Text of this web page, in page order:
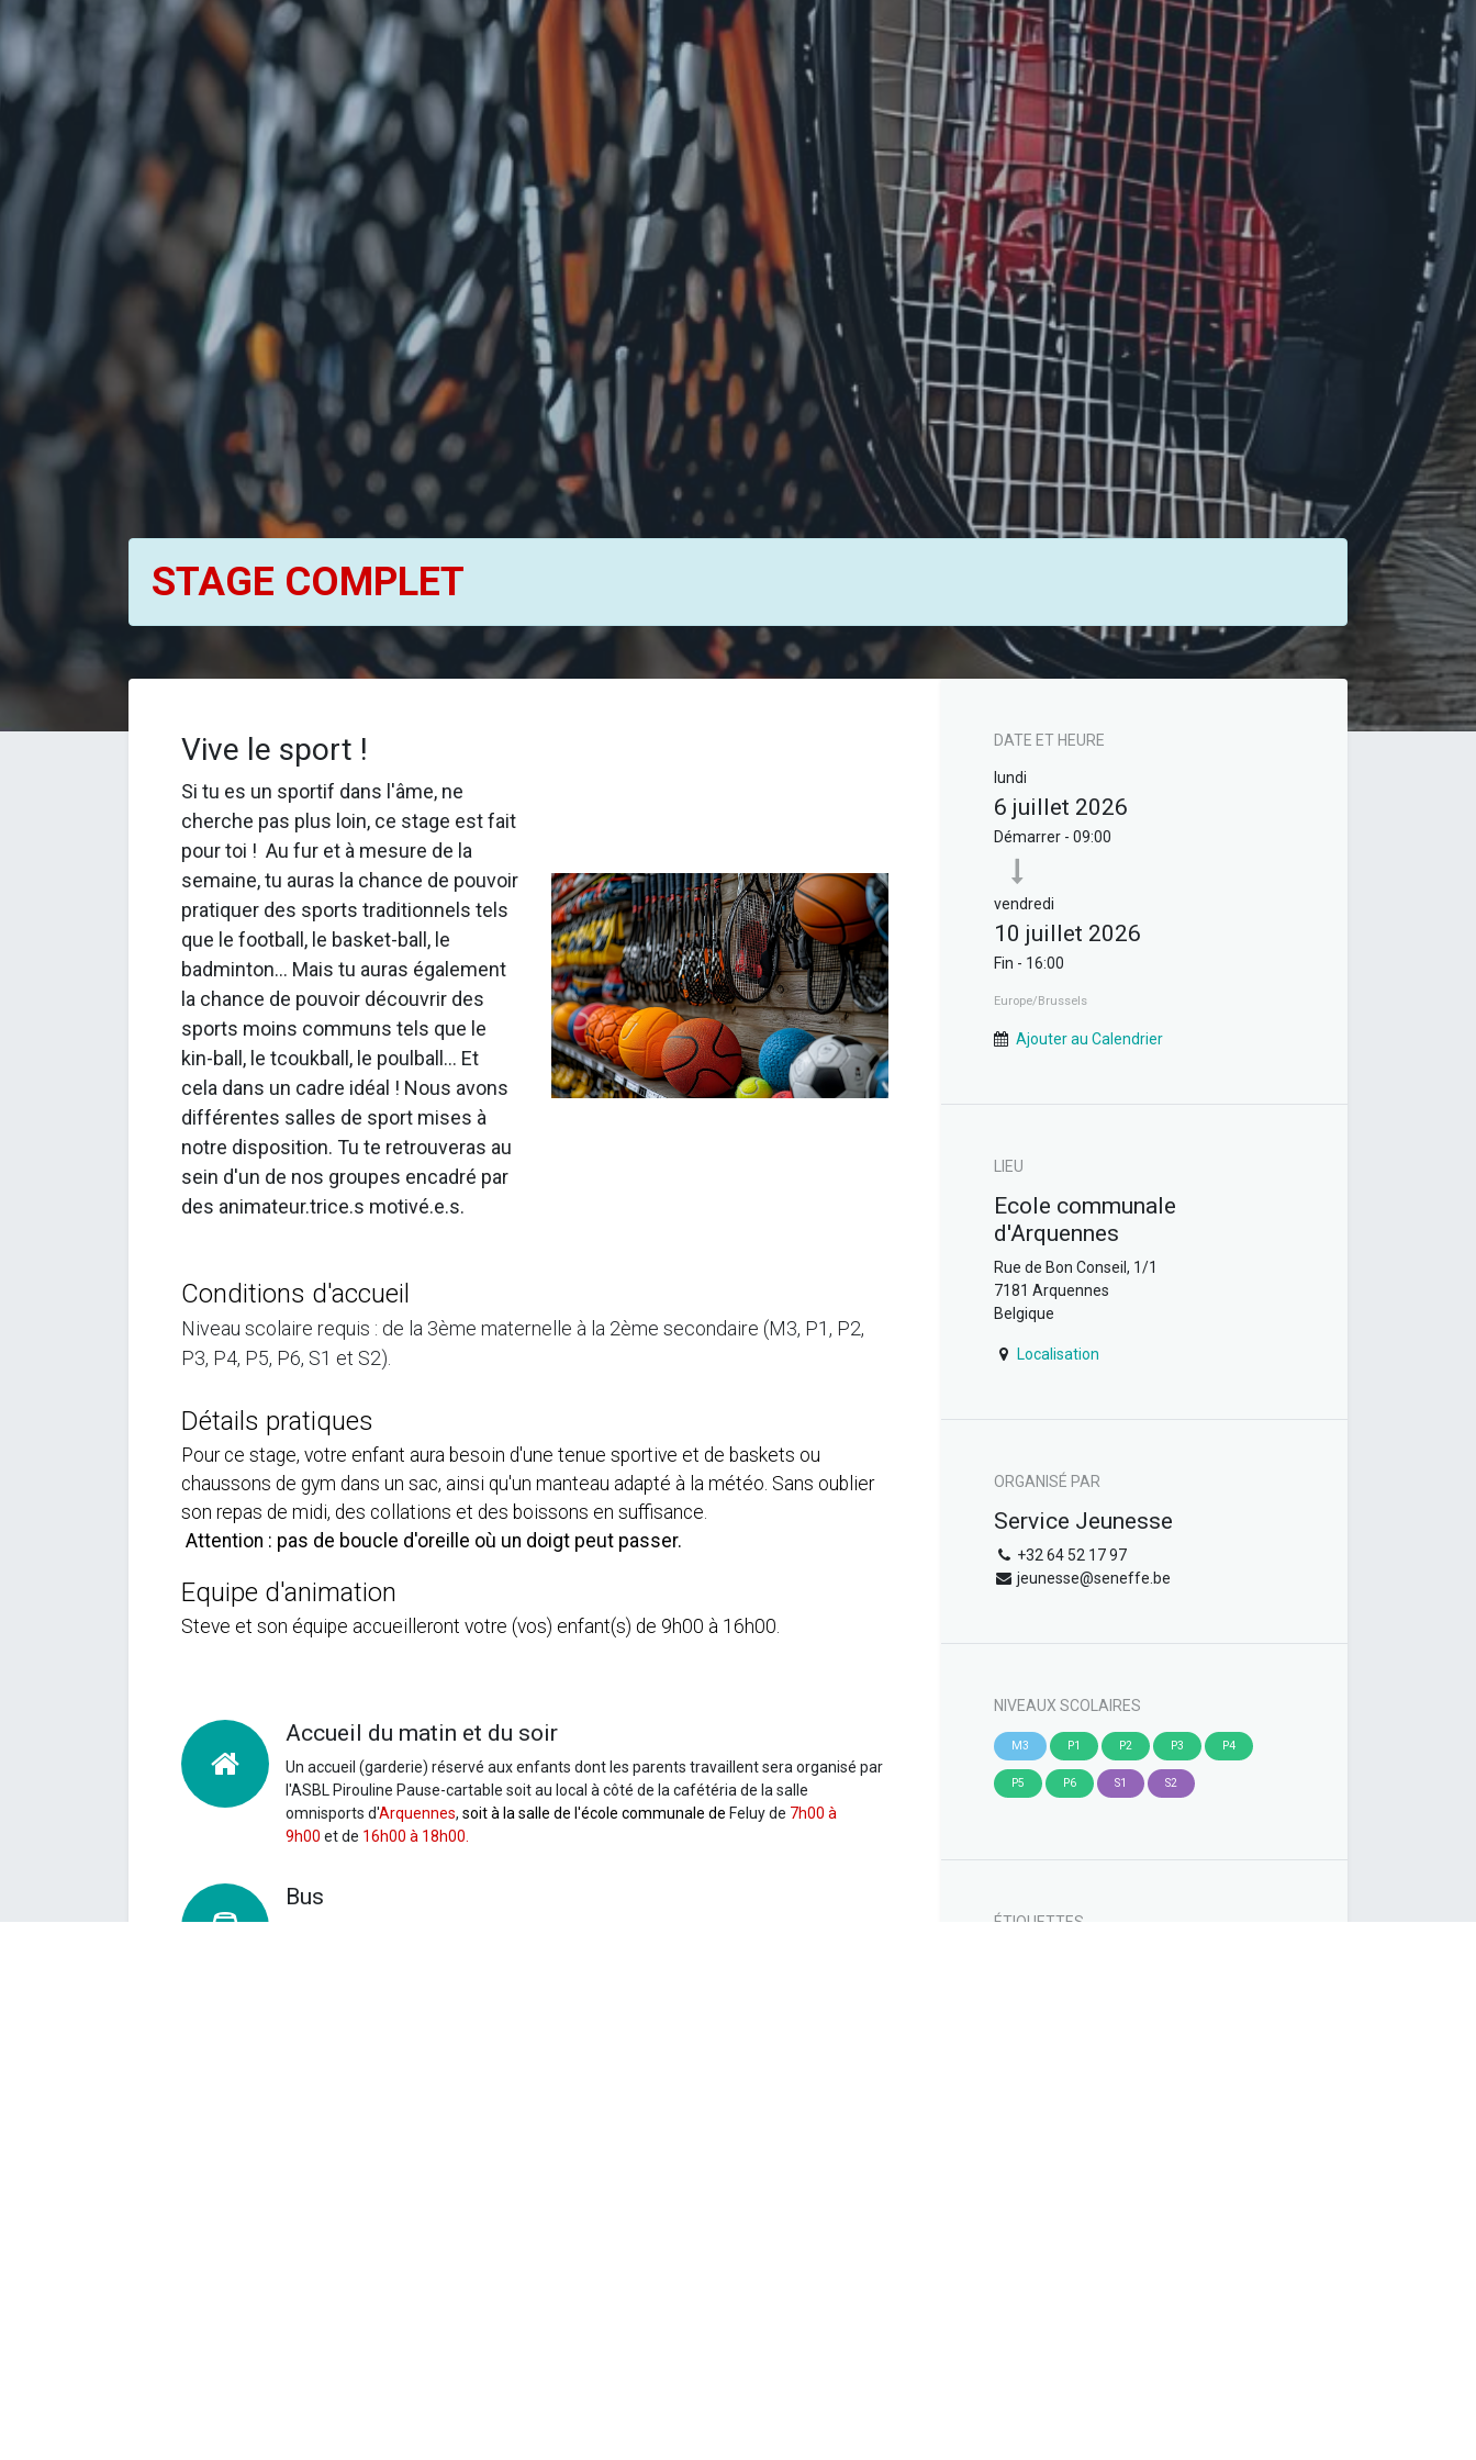
STAGE COMPLET
Vive le sport !
Si tu es un sportif dans l'âme, ne
cherche pas plus loin, ce stage est fait
pour toi ! Au fur et à mesure de la
semaine, tu auras la chance de pouvoir
pratiquer des sports traditionnels tels
que le football, le basket-ball, le
badminton... Mais tu auras également
la chance de pouvoir découvrir des
sports moins communs tels que le
kin-ball, le tcoukball, le poulball... Et
cela dans un cadre idéal ! Nous avons
différentes salles de sport mises à
notre disposition. Tu te retrouveras au
sein d'un de nos groupes encadré par
des animateur.trice.s motivé.e.s.
Conditions d'accueil
Niveau scolaire requis : de la 3ème maternelle à la 2ème secondaire (M3, P1, P2,
P3, P4, P5, P6, S1 et S2).
Détails pratiques
Pour ce stage, votre enfant aura besoin d'une tenue sportive et de baskets ou
chaussons de gym dans un sac, ainsi qu'un manteau adapté à la météo. Sans oublier
son repas de midi, des collations et des boissons en suffisance.
Attention : pas de boucle d'oreille où un doigt peut passer.
Equipe d'animation
Steve et son équipe accueilleront votre (vos) enfant(s) de 9h00 à 16h00.
Accueil du matin et du soir
Un accueil (garderie) réservé aux enfants dont les parents travaillent sera organisé par
l'ASBL Pirouline Pause-cartable soit au local à côté de la cafétéria de la salle
omnisports d'Arquennes, soit à la salle de l'école communale de Feluyde 7h00 à
9h00 et de 16h00 à 18h00.
Bus
DATE ET HEURE
lundi
6 juillet 2026
Démarrer - 09:00
vendredi
10 juillet 2026
Fin - 16:00
Europe/Brussels
Ajouter au Calendrier
LIEU
Ecole communale
d'Arquennes
Rue de Bon Conseil, 1/1
7181 Arquennes
Belgique
Localisation
ORGANISÉ PAR
Service Jeunesse
+32 64 52 17 97
jeunesse@seneffe.be
NIVEAUX SCOLAIRES
M3 P1 P2 P3 P4
P5 P6 S1 S2
ÉTIQUETTES